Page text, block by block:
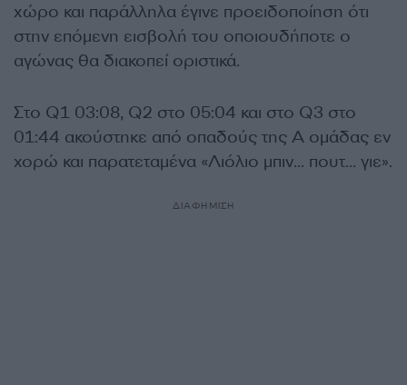
χώρο και παράλληλα έγινε προειδοποίηση ότι
στην επόμενη εισβολή του οποιουδήποτε ο
αγώνας θα διακοπεί οριστικά.
Στο Q1 03:08, Q2 στο 05:04 και στο Q3 στο
01:44 ακούστηκε από οπαδούς της Α ομάδας εν
χορώ και παρατεταμένα «Λιόλιο μπιν… πουτ… γιε».
ΔΙΑΦΗΜΙΣΗ